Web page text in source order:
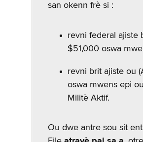
san okenn frè si :
revni federal ajiste
$51,000 oswa
revni brit ajiste ou
oswa mwens epi
Militè Aktif.
Ou dwe antre sou sit